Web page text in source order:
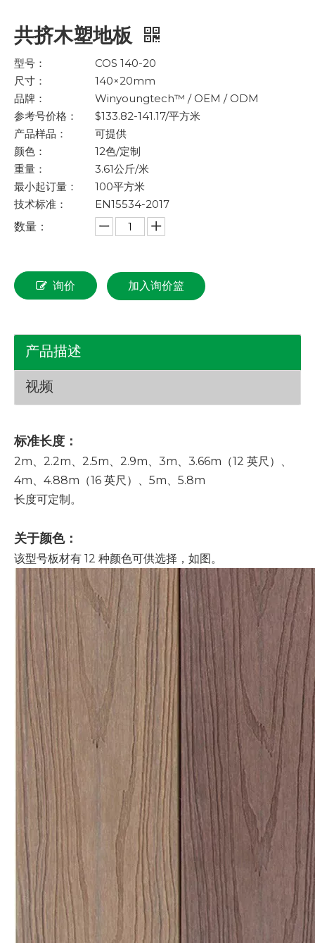
共挤木塑地板
型号：
COS 140-20
尺寸：
140×20mm
品牌：
Winyoungtech™ / OEM / ODM
参考号价格：
$133.82-141.17/平方米
产品样品：
可提供
颜色：
12色/定制
重量：
3.61公斤/米
最小起订量：
100平方米
技术标准：
EN15534-2017
数量：
询价 加入询价篮
产品描述
视频
标准长度：
2m、2.2m、2.5m、2.9m、3m、3.66m（12 英尺）、
4m、4.88m（16 英尺）、5m、5.8m
长度可定制。
关于颜色：
该型号板材有 12 种颜色可供选择，如图。